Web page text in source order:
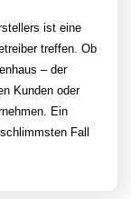
ist eine
treffen. Ob
– der
Kunden oder
Ein
Fall